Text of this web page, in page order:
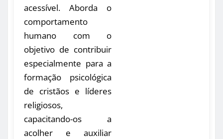
acessível. Aborda o
comportamento
humano com o
objetivo de contribuir
especialmente para a
formação psicológica
de cristãos e líderes
religiosos,
capacitando-os a
acolher e auxiliar